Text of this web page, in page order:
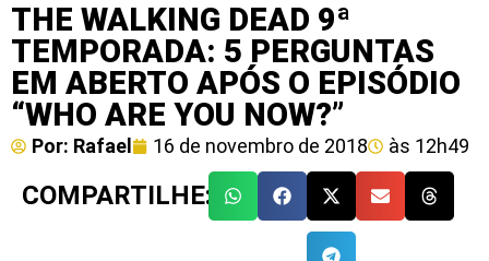
THE WALKING DEAD 9ª
TEMPORADA: 5 PERGUNTAS
EM ABERTO APÓS O EPISÓDIO
“WHO ARE YOU NOW?”
Por: Rafael 16 de novembro de 2018 às 12h49
COMPARTILHE: